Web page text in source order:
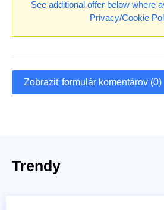
See additional offer below where
Privacy/Cookie
Zobraziť formulár komentárov (0)
Trendy